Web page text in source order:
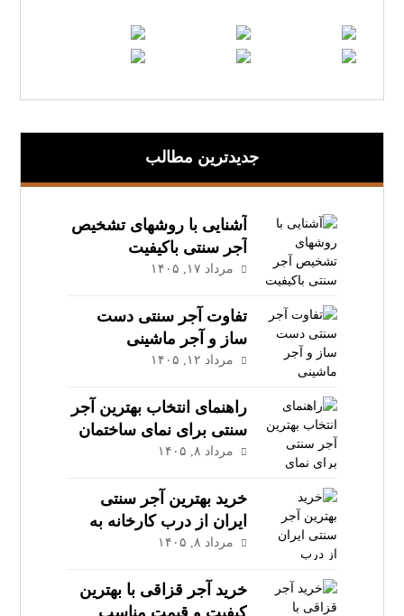
جدیدترین مطالب
آشنایی با روشهای تشخیص
آجر سنتی باکیفیت
مرداد ۱۷, ۱۴۰۵
تفاوت آجر سنتی دست‌
ساز و آجر ماشینی
مرداد ۱۲, ۱۴۰۵
راهنمای انتخاب بهترین آجر
سنتی برای نمای ساختمان
مرداد ۸, ۱۴۰۵
خرید بهترین آجر سنتی
ایران از درب کارخانه به
قیمت عمده
مرداد ۸, ۱۴۰۵
خرید آجر قزاقی با بهترین
کیفیت و قیمت مناسب